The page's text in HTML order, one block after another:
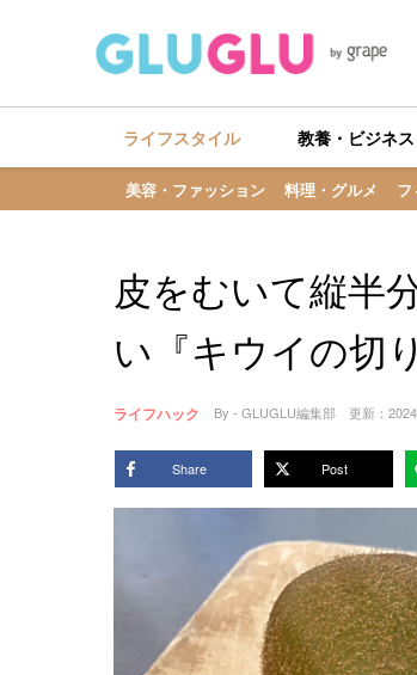
ライフスタイル
美容・ファッション 料理・グルメ
教養・ビジネス
皮をむいて縦
い『キウイの切
ライフハック By - GLUGLU編集部 更新：
Share Post